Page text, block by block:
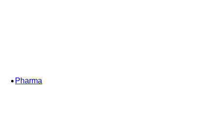
Pharma